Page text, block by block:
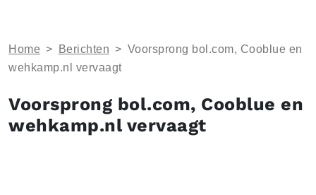
Home > Berichten > Voorsprong bol.com, Cooblue en
wehkamp.nl vervaagt
Voorsprong bol.com, Cooblue en
wehkamp.nl vervaagt